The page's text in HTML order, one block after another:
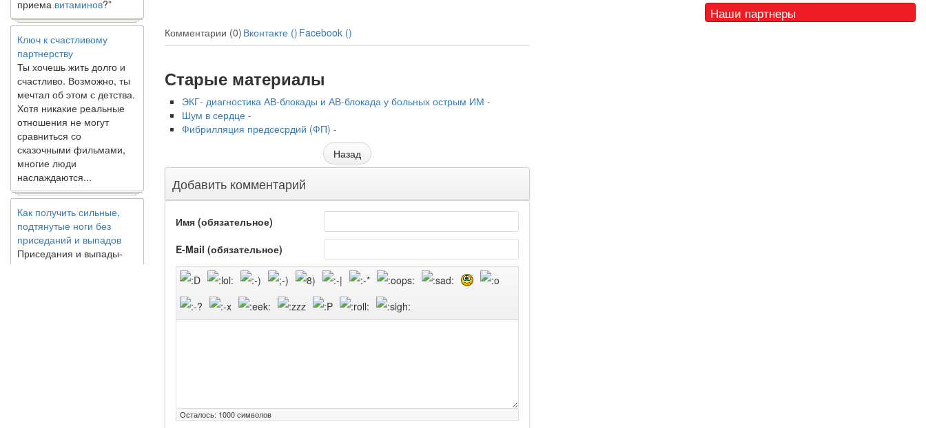
Ключ к счастливому
партнерству
Ты хочешь жить долго и
счастливо. Возможно, ты
мечтал об этом с детства.
Хотя никакие реальные
отношения не могут
сравниться со
сказочными фильмами,
многие люди
наслаждаются...
Как получить сильные,
подтянутые ноги без
приседаний и выпадов
Приседания и выпады-
типичные упражнения
Комментарии (0) Вконтакте () Facebook ()
Старые материалы
ЭКГ- диагностика АВ-блокады и АВ-блокада у больных острым ИМ -
Шум в сердце -
Фибрилляция предсесрдий (ФП) -
Назад
Добавить комментарий
Имя (обязательное)
E-Mail (обязательное)
Осталось: 1000символов
Наши партнеры